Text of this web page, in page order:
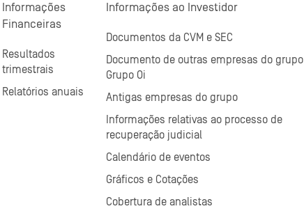
Informações
Financeiras
Resultados
trimestrais
Relatórios anuais
Informações ao Investidor
Documentos da CVM e SEC
Documento de outras empresas do grupo
Grupo Oi
Antigas empresas do grupo
Informações relativas ao processo de
recuperação judicial
Calendário de eventos
Gráficos e Cotações
Cobertura de analistas